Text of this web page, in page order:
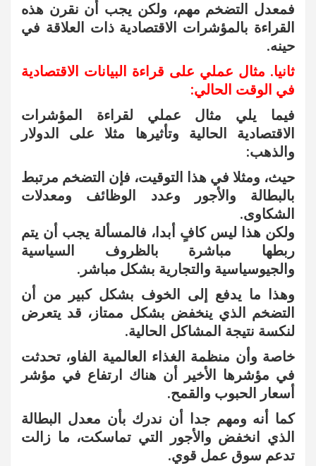
فمعدل التضخم مهم، ولكن يجب أن نقرن هذه
القراءة بالمؤشرات الاقتصادية ذات العلاقة في
حينه.
ثانيا. مثال عملي على قراءة البيانات الاقتصادية
في الوقت الحالي:
فيما يلي مثال عملي لقراءة المؤشرات
الاقتصادية الحالية وتأثيرها مثلا على الدولار
والذهب:
حيث، ومثلا في هذا التوقيت، فإن التضخم مرتبط
بالبطالة والأجور وعدد الوظائف ومعدلات
الشكاوى.
ولكن هذا ليس كافٍ أبدا، فالمسألة يجب أن يتم
ربطها مباشرة بالظروف السياسية
والجيوسياسية والتجارية بشكل مباشر.
وهذا ما يدفع إلى الخوف بشكل كبير من أن
التضخم الذي ينخفض بشكل ممتاز، قد يتعرض
لنكسة نتيجة المشاكل الحالية.
خاصة وأن منظمة الغذاء العالمية الفاو، تحدثت
في مؤشرها الأخير أن هناك ارتفاع في مؤشر
أسعار الحبوب والقمح.
كما أنه ومهم جدا أن ندرك بأن معدل البطالة
الذي انخفض والأجور التي تماسكت، ما زالت
تدعم سوق عمل قوي.